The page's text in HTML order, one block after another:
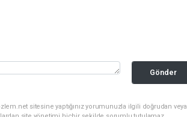
Gönder
sitesine yaptığınız yorumunuzla ilgili doğrudan veya